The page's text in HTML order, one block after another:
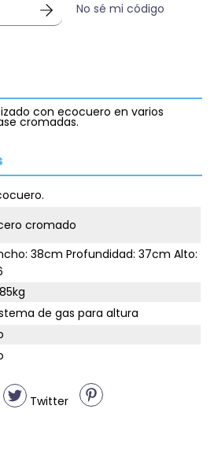
No sé mi código
con ecocuero en varios
cromadas.
cromado
38cm Profundidad: 37cm Alto:
de gas para altura
Twitter